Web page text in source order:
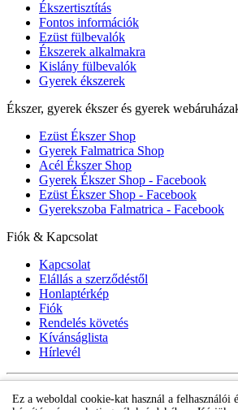
Ékszertisztítás
Fontos információk
Ezüst fülbevalók
Ékszerek alkalmakra
Kislány fülbevalók
Gyerek ékszerek
Ékszer, gyerek ékszer és gyerek
Ezüst Ékszer Shop
Gyerek Falmatrica Shop
Acél Ékszer Shop
Gyerek Ékszer Shop - Facebook
Ezüst Ékszer Shop - Facebook
Gyerekszoba Falmatrica - Facebook
Fiók & Kapcsolat
Kapcsolat
Elállás a szerződéstől
Honlaptérkép
Fiók
Rendelés követés
Kívánságlista
Hírlevél
Ez a weboldal cookie-kat használ a felhasználói